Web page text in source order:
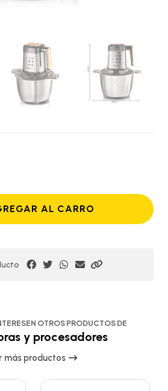
AL CARRO
OTROS PRODUCTOS DE
y procesadores
más productos